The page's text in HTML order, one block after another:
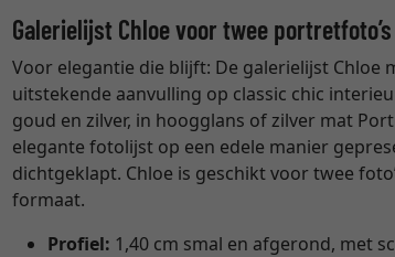
Galerielijst Chloe voor twee portretfoto’s
Voor elegantie die blijft: De galerielijst Chloe
uitstekende aanvulling op classic chic
goud en zilver, in hoogglans of zilver mat
elegante fotolijst op een edele manier
dichtgeklapt. Chloe is geschikt voor twee
formaat.
Profiel: 1,40 cm smal en afgerond, met